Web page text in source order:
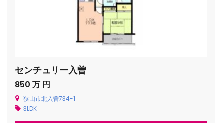
センチュリー入曽
850 万 円
狭山市北入曽734-1
3LDK